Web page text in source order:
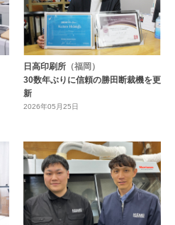
日高印刷所 （福岡）
30数年ぶりに信頼の勝田断裁機を更
新
2026年05月25日